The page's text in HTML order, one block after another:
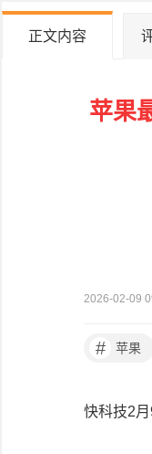
正文内容
苹果
2026-02-09
# 苹果
快科技2